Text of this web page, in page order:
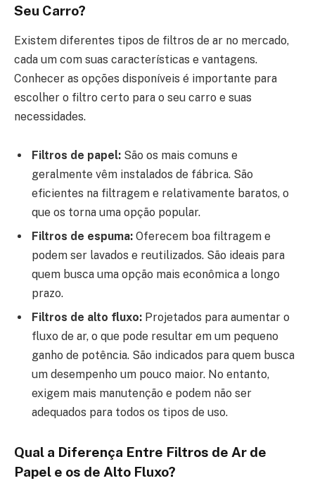
Seu Carro?
Existem diferentes tipos de filtros de ar no mercado,
cada um com suas características e vantagens.
Conhecer as opções disponíveis é importante para
escolher o filtro certo para o seu carro e suas
necessidades.
Filtros de papel: São os mais comuns e
geralmente vêm instalados de fábrica. São
eficientes na filtragem e relativamente baratos, o
que os torna uma opção popular.
Filtros de espuma: Oferecem boa filtragem e
podem ser lavados e reutilizados. São ideais para
quem busca uma opção mais econômica a longo
prazo.
Filtros de alto fluxo: Projetados para aumentar o
fluxo de ar, o que pode resultar em um pequeno
ganho de potência. São indicados para quem busca
um desempenho um pouco maior. No entanto,
exigem mais manutenção e podem não ser
adequados para todos os tipos de uso.
Qual a Diferença Entre Filtros de Ar de
Papel e os de Alto Fluxo?